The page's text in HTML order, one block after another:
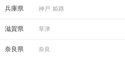
兵庫県 神戸 姫路
滋賀県 草津
奈良県 奈良